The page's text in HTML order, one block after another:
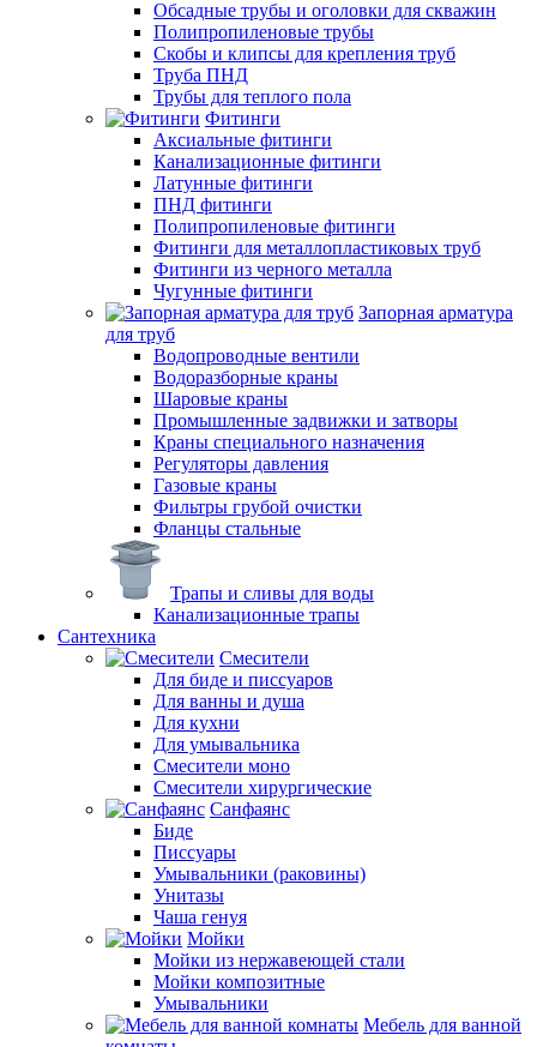
Обсадные трубы и оголовки для скважин
Полипропиленовые трубы
Скобы и клипсы для крепления труб
Труба ПНД
Трубы для теплого пола
Фитинги
Аксиальные фитинги
Канализационные фитинги
Латунные фитинги
ПНД фитинги
Полипропиленовые фитинги
Фитинги для металлопластиковых труб
Фитинги из черного металла
Чугунные фитинги
Запорная арматура
для труб
Водопроводные вентили
Водоразборные краны
Шаровые краны
Промышленные задвижки и затворы
Краны специального назначения
Регуляторы давления
Газовые краны
Фильтры грубой очистки
Фланцы стальные
Трапы и сливы для воды
Канализационные трапы
Сантехника
Смесители
Для биде и писсуаров
Для ванны и душа
Для кухни
Для умывальника
Смесители моно
Смесители хирургические
Санфаянс
Биде
Писсуары
Умывальники (раковины)
Унитазы
Чаша генуя
Мойки
Мойки из нержавеющей стали
Мойки композитные
Умывальники
Мебель для ванной